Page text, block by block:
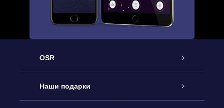
OSR
Обслуживание
Наши подарки